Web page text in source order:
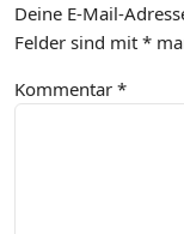
Deine E-Mail-
Felder sind mit *
Kommentar *